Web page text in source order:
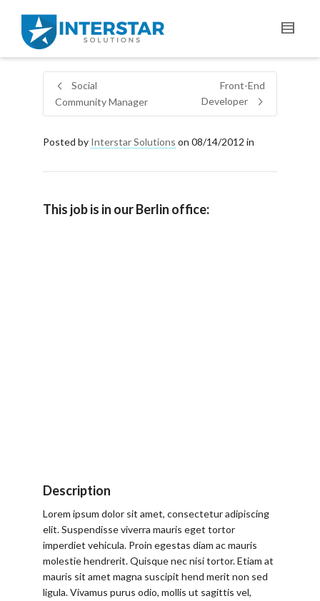
Social
Community Manager
Front-End
Developer
Posted by Interstar Solutions on 08/14/2012 in
This job is in our Berlin office:
Description
Lorem ipsum dolor sit amet, consectetur adipiscing
elit. Suspendisse viverra mauris eget tortor
imperdiet vehicula. Proin egestas diam ac mauris
molestie hendrerit. Quisque nec nisi tortor. Etiam at
mauris sit amet magna suscipit hend merit non sed
ligula. Vivamus purus odio, mollis ut sagittis vel,